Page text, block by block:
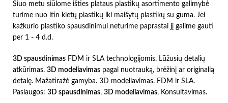
Šiuo metu siūlome išties plataus plastikų asortimento galimybė
turime nuo itin kietų plastikų iki maišytų plastikų su guma. Jei
kažkurio plastiko spausdinimui neturime paprastai jį galime gauti
per 1 - 4 d.d.
3D spausdinimas FDM ir SLA technologijomis. Lūžusių detalių
atkūrimas. 3D modeliavimas pagal nuotrauką, brėžinį ar originalią
detalę. Mažatiražė gamyba. 3D modeliavimas. FDM ir SLA.
Paslaugos: 3D spausdinimas, 3D modeliavimas, Konsultavimas.